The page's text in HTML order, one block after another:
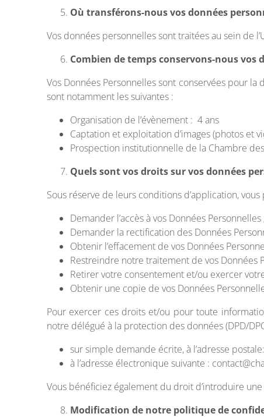
Où transférons-nous vos données
Vos données personnelles sont traitées au sein de
Combien de temps conservons-nous vos
Vos Données Personnelles sont conservées pour la
sont notamment les suivantes :
Organisation de l’évènement : 4 ans
Captation et exploitation d’images (photos et
Prospection institutionnelle de la Chambre
Quels sont vos droits sur vos données
Sous réserve de leurs conditions d’application,
Demander l’accès à vos Données Personnelles
Demander la rectification des Données
Obtenir l’effacement de vos Données
Restreindre notre traitement de vos Données
Retirer votre consentement et/ou exercer
Obtenir une copie de vos Données
Pour exercer ces droits et/ou pour toute
notre délégué à la protection des données (DPD/
sur simple demande écrite, à l’adresse
à l’adresse électronique suivante :
Vous bénéficiez également du droit d’introduire
Modification de notre politique de